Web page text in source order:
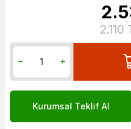
2.110
Kurumsal Teklif Al